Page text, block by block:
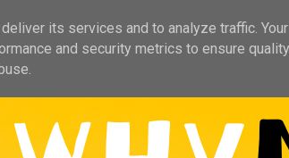
its services and to analyze traffic.
and security metrics to ensure